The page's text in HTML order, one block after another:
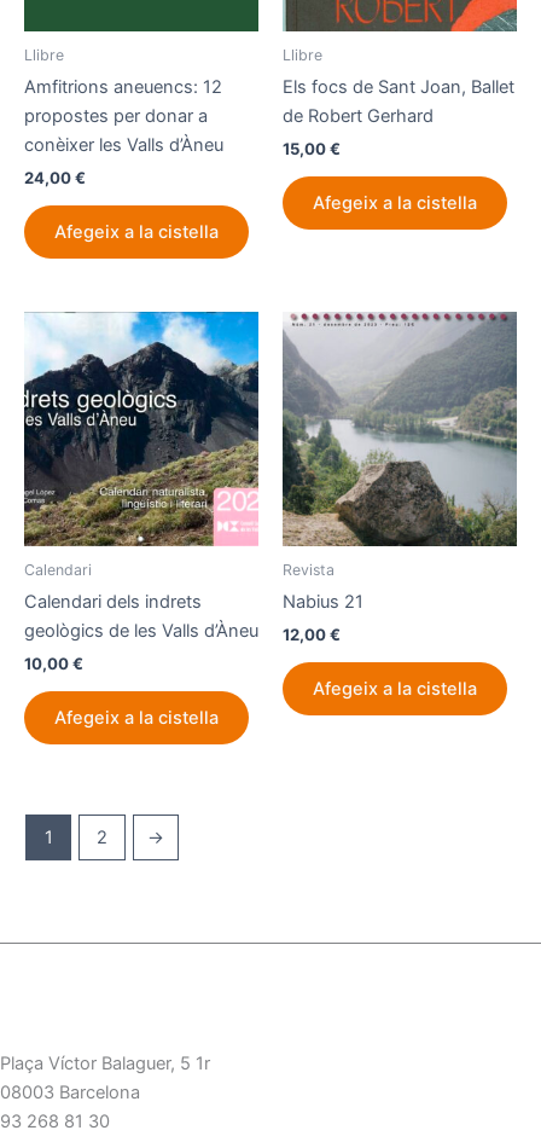
Llibre
Amfitrions aneuencs: 12
propostes per donar a
conèixer les Valls d’Àneu
24,00€
Afegeix a la cistella
Llibre
Els focs de Sant Joan, Ballet
de Robert Gerhard
15,00€
Afegeix a la cistella
Calendari
Calendari dels indrets
geològics de les Valls d’Àneu
10,00€
Afegeix a la cistella
Revista
Nabius 21
12,00€
Afegeix a la cistella
1 2 →
Plaça Víctor Balaguer, 5 1r
08003 Barcelona
93 268 81 30